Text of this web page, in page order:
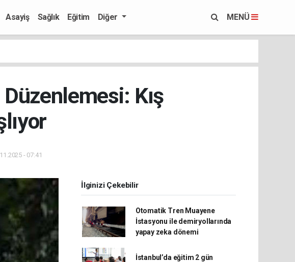
Asayiş Sağlık Eğitim Diğer MENÜ
Kış
- 07:41
İlginizi Çekebilir
Otomatik Tren Muayene
İstasyonu ile demiryollarında
yapay zeka dönemi
İstanbul’da eğitim 2 gün